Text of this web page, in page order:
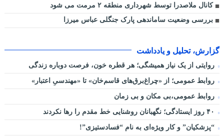
کانال ملاصدرا توسط شهرداری منطقه ۲ مرمت می شود
بررسی وضعیت ساماندهی پارک جنگلی عباس میرزا
گزارش، تحلیل و یادداشت
روایتی از یک نیاز همیشگی؛ هر قطره خون، فرصت دوباره زندگی
روابط عمومی؛ از «چراغ‌برق‌های قاسم‌خان» تا «مهندسیِ اعتبار»
روابط عمومی،بی مکان و بی زمان
“پزشکیان” و کار ویژه‌ای به نام “فسادستیزی”!